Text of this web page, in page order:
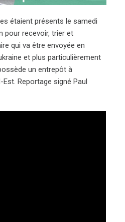
étaient présents le samedi
pour recevoir, trier et
qui va être envoyée en
et plus particulièrement
un entrepôt à
Reportage signé Paul